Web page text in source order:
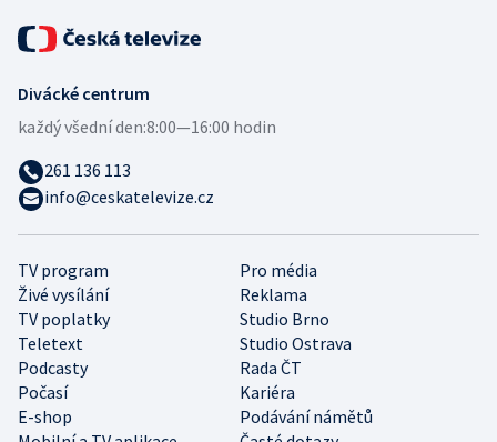
TV program
Pro média
Živé vysílání
Reklama
TV poplatky
Studio Brno
Teletext
Studio Ostrava
Podcasty
Rada ČT
Počasí
Kariéra
E-shop
Podávání námětů
Divácké centrum
každý všední den:8:00—16:00 hodin
261 136 113
info@ceskatelevize.cz